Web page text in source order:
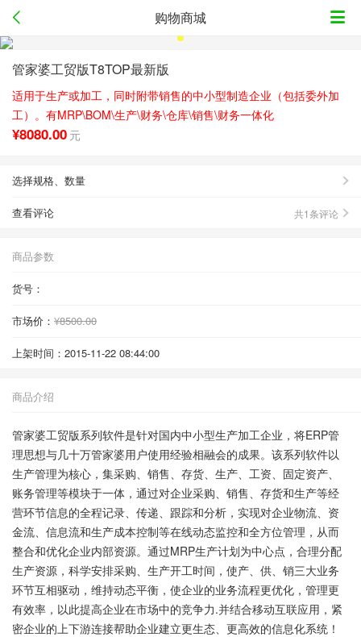
购物商城
管家婆工贸版T8TOP最新版
适用于生产或加工，同时附带销售的中小型制造企业（包括委外加
工）。有MRP\BOM\生产\财务\仓库\销售\财务一体化
¥8080.00 元
选择规格、数量
查看评论 共1条评论
商品参数
货号：
市场价： ¥8500.00
上架时间：2015-11-22 08:44:00
商品介绍
管家婆工贸版系列软件是针对国内中小型生产加工企业，将ERP管
理思想与几十万管家婆用户使用经验相融会的成果。该系列软件以
生产管理为核心，集采购、销售、存货、生产、工资、固定资产、
账务管理等模块于一体，通过对企业采购、销售、存货和生产等经
营环节信息的全程记录、传递、跟踪和分析，实现对企业物流、资
金流、信息流和生产成本控制等在线动态监控和全方位管理，从而
整合和优化企业内部资源。通过MRP生产计划为中心点，合理分配
生产资源，科学安排采购、生产开工时间，使产、供、销三大业务
环节互相驱动，维持动态平衡，使企业的业务流程更优化，管理更
有效率，以此提高企业在市场中的竞争力.并结合移动互联应用，紧
密企业的上下游连接帮助企业建立更生态、更高效的信息化系统！